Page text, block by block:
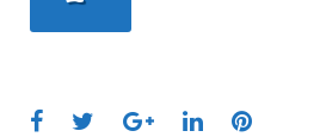
Facebook
TwitterGoogle+
LinkedIn